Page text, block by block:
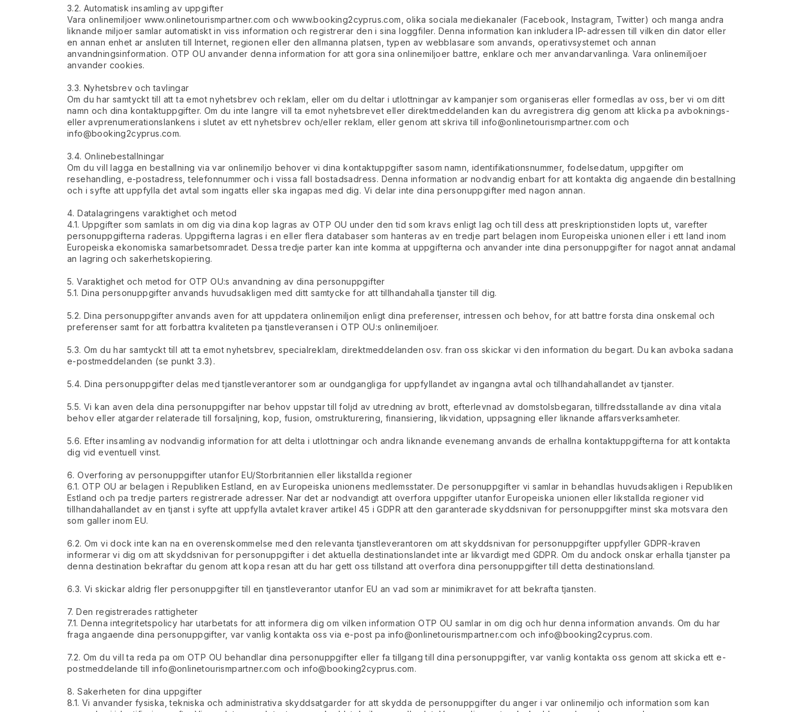
3.2. Automatisk insamling av uppgifter
Vara onlinemiljoer www.onlinetourismpartner.com och www.booking2cyprus.com, olika sociala mediekanaler (Facebook, Instagram, Twitter) och manga andra
liknande miljoer samlar automatiskt in viss information och registrerar den i sina loggfiler. Denna information kan inkludera IP-adressen till vilken din dator eller
en annan enhet ar ansluten till Internet, regionen eller den allmanna platsen, typen av webblasare som anvands, operativsystemet och annan
anvandningsinformation. OTP OU anvander denna information for att gora sina onlinemiljoer battre, enklare och mer anvandarvanlinga. Vara onlinemiljoer
anvander cookies.
3.3. Nyhetsbrev och tavlingar
Om du har samtyckt till att ta emot nyhetsbrev och reklam, eller om du deltar i utlottningar av kampanjer som organiseras eller formedlas av oss, ber vi om ditt
namn och dina kontaktuppgifter. Om du inte langre vill ta emot nyhetsbrevet eller direktmeddelanden kan du avregistrera dig genom att klicka pa avboknings-
eller avprenumerationslankens i slutet av ett nyhetsbrev och/eller reklam, eller genom att skriva tillinfo@onlinetourismpartner.com och
info@booking2cyprus.com.
3.4. Onlinebestallningar
Om du vill lagga en bestallning via var onlinemiljo behover vi dina kontaktuppgifter sasom namn, identifikationsnummer, fodelsedatum, uppgifter om
resehandling, e-postadress, telefonnummer och i vissa fall bostadsadress. Denna information ar nodvandig enbart for att kontakta dig angaende din bestallning
och i syfte att uppfylla det avtal som ingatts eller ska ingapas med dig. Vi delar inte dina personuppgifter med nagon annan.
4. Datalagringens varaktighet och metod
4.1. Uppgifter som samlats in om dig via dina kop lagras av OTP OU under den tid som kravs enligt lag och till dess att preskriptionstiden lopts ut, varefter
personuppgifterna raderas. Uppgifterna lagras i en eller flera databaser som hanteras av en tredje part belagen inom Europeiska unionen eller i ett land inom
Europeiska ekonomiska samarbetsomradet. Dessa tredje parter kan inte komma at uppgifterna och anvander inte dina personuppgifter for nagot annat andamal
an lagring och sakerhetskopiering.
5. Varaktighet och metod for OTP OU:s anvandning av dina personuppgifter
5.1. Dina personuppgifter anvands huvudsakligen med ditt samtycke for att tillhandahalla tjanster till dig.
5.2. Dina personuppgifter anvands aven for att uppdatera onlinemiljon enligt dina preferenser, intressen och behov, for att battre forsta dina onskemal och
preferenser samt for att forbattra kvaliteten pa tjanstleveransen i OTP OU:s onlinemiljoer.
5.3. Om du har samtyckt till att ta emot nyhetsbrev, specialreklam, direktmeddelanden osv. fran oss skickar vi den information du begart. Du kan avboka sadana
e-postmeddelanden (se punkt 3.3).
5.4. Dina personuppgifter delas med tjanstleverantorer som ar oundgangliga for uppfyllandet av ingangna avtal och tillhandahallandet av tjanster.
5.5. Vi kan aven dela dina personuppgifter nar behov uppstar till foljd av utredning av brott, efterlevnad av domstolsbegaran, tillfredsstallande av dina vitala
behov eller atgarder relaterade till forsaljning, kop, fusion, omstrukturering, finansiering, likvidation, uppsagning eller liknande affarsverksamheter.
5.6. Efter insamling av nodvandig information for att delta i utlottningar och andra liknande evenemang anvands de erhallna kontaktuppgifterna for att kontakta
dig vid eventuell vinst.
6. Overforing av personuppgifter utanfor EU/Storbritannien eller likstallda regioner
6.1. OTP OU ar belagen i Republiken Estland, en av Europeiska unionens medlemsstater. De personuppgifter vi samlar in behandlas huvudsakligen i Republiken
Estland och pa tredje parters registrerade adresser. Nar det ar nodvandigt att overfora uppgifter utanfor Europeiska unionen eller likstallda regioner vid
tillhandahallandet av en tjanst i syfte att uppfylla avtalet kraver artikel 45 i GDPR att den garanterade skyddsnivan for personuppgifter minst ska motsvara den
som galler inom EU.
6.2. Om vi dock inte kan na en overenskommelse med den relevanta tjanstleverantoren om att skyddsnivan for personuppgifter uppfyller GDPR-kraven
informerar vi dig om att skyddsnivan for personuppgifter i det aktuella destinationslandet inte ar likvardigt med GDPR. Om du andock onskar erhalla tjanster pa
denna destination bekraftar du genom att kopa resan att du har gett oss tillstand att overfora dina personuppgifter till detta destinationsland.
6.3. Vi skickar aldrig fler personuppgifter till en tjanstleverantor utanfor EU an vad som ar minimikravet for att bekrafta tjansten.
7. Den registrerades rattigheter
7.1. Denna integritetspolicy har utarbetats for att informera dig om vilken information OTP OU samlar in om dig och hur denna information anvands. Om du har
fraga angaende dina personuppgifter, var vanlig kontakta oss via e-post pa info@onlinetourismpartner.com och info@booking2cyprus.com.
7.2. Om du vill ta reda pa om OTP OU behandlar dina personuppgifter eller fa tillgang till dina personuppgifter, var vanlig kontakta oss genom att skicka ett e-
postmeddelande till info@onlinetourismpartner.com och info@booking2cyprus.com.
8. Sakerheten for dina uppgifter
8.1. Vi anvander fysiska, tekniska och administrativa skyddsatgarder for att skydda de personuppgifter du anger i var onlinemiljo och information som kan